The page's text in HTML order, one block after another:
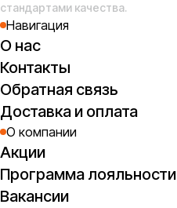
стандартами качества.
Навигация
О нас
Контакты
Обратная связь
Доставка и оплата
О компании
Акции
Программа лояльности
Вакансии